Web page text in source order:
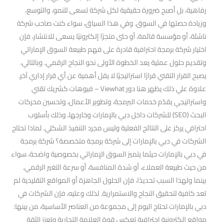
رفاهية، بل أصبح ضرورة حقيقية لكل شركة تسعى للنمو، والتوسع،
وزيادة حصتها في السوق. وفي هذا السياق، سواء كنت صاحب شركة
ناشئة، أو مؤسسة قائمة، أو حتى متجرًا إلكترونيًا يسعى للانتشار، فإن
اختيار شركة برمجة احترافية قادرة على فهم طبيعة السوق الإماراتي
وتقديم حلول عملية يعد الخطوة الأولى نحو النجاح الرقمي. وبالتالي،
يصبح القرار التقني قرارًا استراتيجيًا لا يقل أهمية عن أي قرار إداري آخر.
علاوة علي ذلك يظهر هنا دور Viewhat – فيوهات كشريك تقني
واستراتيجي يقدّم خدمات البرمجة، وتطوير الأعمال، وتحسين محركات
البحث (SEO) للشركات داخل دبي بالإمارات وخارجها، وذلك بأسلوب
احترافي يركز على النتائج الفعلية وليس مجرد التنفيذ الشكلي. لماذا تحتاج
الشركات في دبي بالإمارات إلى شركة برمجة متخصصة؟ شركة برمجة
في دبي بالإمارات حيثما يتميز السوق الإماراتي بخصوصية واضحة، سواء
من حيث طبيعة العملاء، أو شدة المنافسة، أو سرعة التغير الرقمي.
بينما ولهذا السبب تحديدًا، فإن الحلول الجاهزة أو المواقع التقليدية لم
تعد كافية لتحقيق النجاح والاستمرارية. لذلك وعليه، فإن الشركات في
دبي بالإمارات تحتاج اليوم إلى مجموعة من العناصر الأساسية، من بينها:
مواقع إلكترونية احترافية تعكس قوة العلامة التجارية وتعزز الثقة